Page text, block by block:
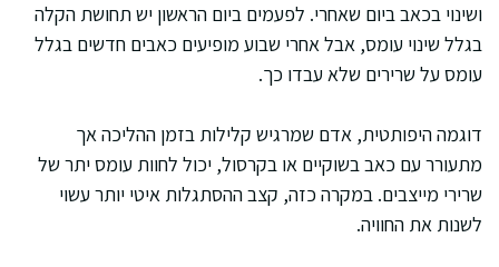
ושינוי בכאב ביום שאחרי. לפעמים ביום הראשון יש תחושת הקלה
בגלל שינוי עומס, אבל אחרי שבוע מופיעים כאבים חדשים בגלל
עומס על שרירים שלא עבדו כך.
דוגמה היפותטית, אדם שמרגיש קלילות בזמן ההליכה אך
מתעורר עם כאב בשוקיים או בקרסול, יכול לחוות עומס יתר של
שרירי מייצבים. במקרה כזה, קצב ההסתגלות איטי יותר עשוי
לשנות את החוויה.